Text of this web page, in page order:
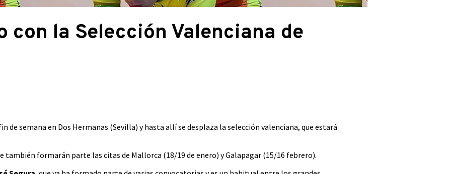
con la Selección Valenciana de
de semana en Dos Hermanas (Sevilla) y hasta allí se desplaza la selección valenciana, que estará
también formarán parte las citas de Mallorca (18/19 de enero) y Galapagar (15/16 febrero).